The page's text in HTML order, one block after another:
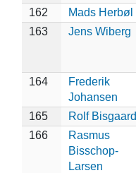
162 Mads Herbøl
163
Jens Wiberg
164
Frederik
Johansen
165 Rolf Bisgaard
166
Rasmus
Bisschop-
Larsen